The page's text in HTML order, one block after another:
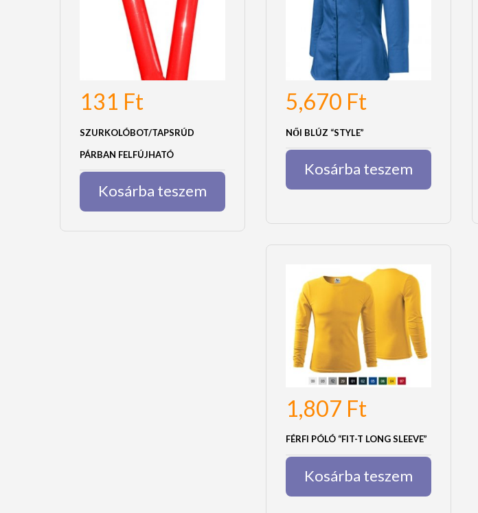
131 Ft
SZURKOLÓBOT/TAPSRÚD
PÁRBAN FELFÚJHATÓ
Kosárba teszem
5,670 Ft
NŐI BLÚZ “STYLE”
Kosárba teszem
1,807 Ft
FÉRFI PÓLÓ “FIT-T LONG SLEEVE”
Kosárba teszem